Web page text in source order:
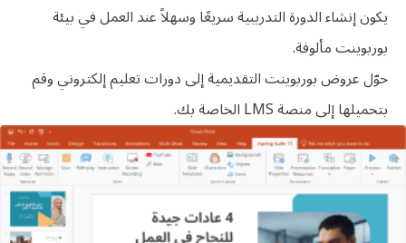
يكون إنشاء الدورة التدريبية سريعًا وسهلاً عند العمل في بيئة
بوربوينت مألوفة.
حوّل عروض بوربوينت التقديمية إلى دورات تعليم إلكتروني وقم
بتحميلها إلى منصة LMS الخاصة بك.